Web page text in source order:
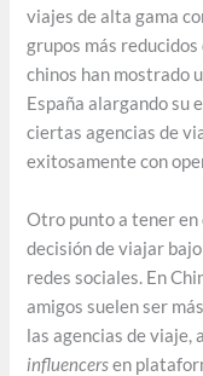
viajes de alta gama
grupos más
chinos han mostrado
España alargando su
ciertas agencias de
exitosamente con
Otro punto a tener en
decisión de viajar
redes sociales. En
amigos suelen ser
las agencias de viaje,
influencersen